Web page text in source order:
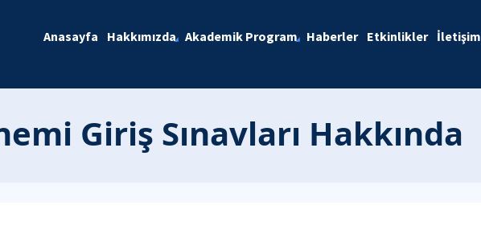
Anasayfa Hakkımızda Akademik Program Haberler Etkinlikler İletişim
Giriş Sınavları Hakkında